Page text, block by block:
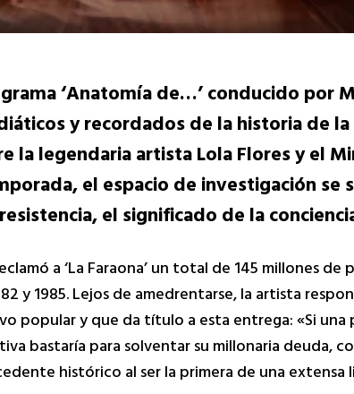
‘Anatomía de…’ conducido por
y recordados de la historia de
la legendaria artista Lola Flores y el
el espacio de investigación se
el significado de la
a ‘La Faraona’ un total de 145 millones
y 1985. Lejos de amedrentarse, la artista
popular y que da título a esta entrega: «Si una
bastaría para solventar su millonaria deuda,
histórico al ser la primera de una extensa